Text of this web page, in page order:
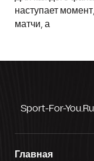
наступает
матчи, а
Sport-For-You.ru
Главная